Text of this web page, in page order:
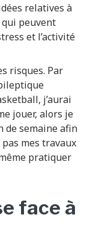
relatives à
peuvent
et l’activité
risques. Par
j’aurai
jouer, alors je
de semaine afin
mes travaux
pratiquer
face à